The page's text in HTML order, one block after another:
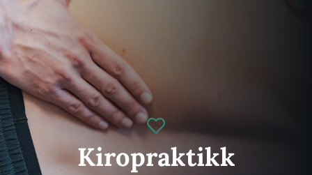
Helseblogg
Kiropraktikk